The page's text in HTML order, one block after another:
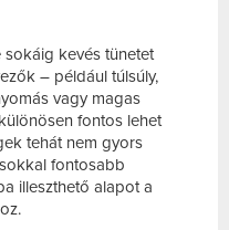
kevés tünetet
– például túlsúly,
vagy magas
fontos lehet
tehát nem gyors
fontosabb
illeszthető alapot a